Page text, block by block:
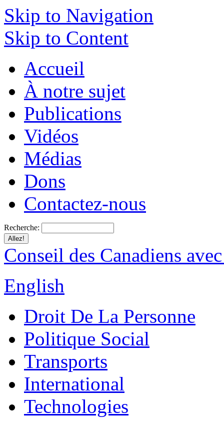
Skip to Navigation
Skip to Content
Accueil
À notre sujet
Publications
Vidéos
Médias
Dons
Contactez-nous
Recherche:
Conseil des Canadiens
English
Droit De La Personne
Politique Social
Transports
International
Technologies